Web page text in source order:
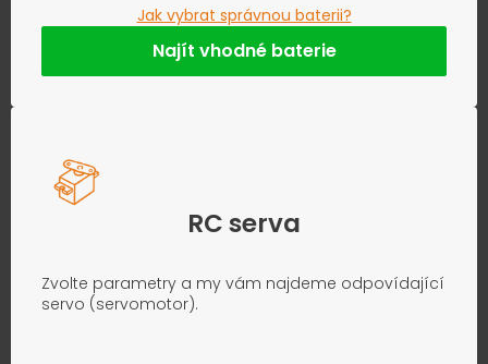
Jak vybrat správnou baterii?
Najít vhodné baterie
RC serva
Zvolte parametry a my vám najdeme odpovídající
servo (servomotor).